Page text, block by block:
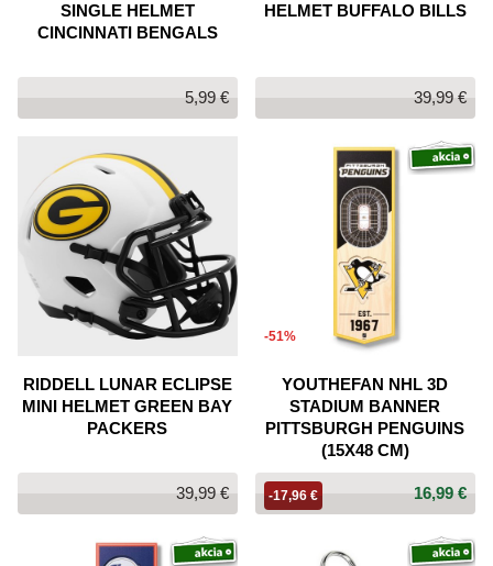
SINGLE HELMET
CINCINNATI BENGALS
5,99 €
HELMET BUFFALO BILLS
39,99 €
RIDDELL LUNAR ECLIPSE
MINI HELMET GREEN BAY
PACKERS
39,99 €
-51%
YOUTHEFAN NHL 3D
STADIUM BANNER
PITTSBURGH PENGUINS
(15X48 CM)
16,99 €
-17,96 €